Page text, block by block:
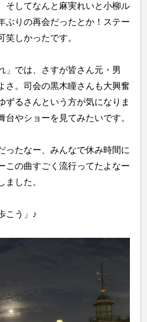
そしてなんと麻実れいと小柳ル
ぶりの再会だったとか！ステー
しかったです。
」では、さすが皆さん元・男
さ。司会の黒木瞳さんも大興奮
ずるさんという方が気になりま
台やショーを見てみたいです。
ったなー、みんなで休み時間に
この曲すごく流行ってたよなー
ました。
こう」♪